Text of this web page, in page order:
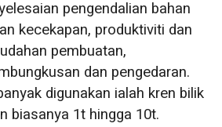
pengendalian bahan
kecekapan, produktiviti dan
pembuatan,
dan pengedaran.
digunakan ialah kren bilik
biasanya 1t hingga 10t.